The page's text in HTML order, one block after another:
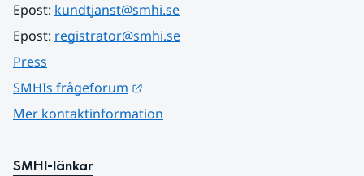
Epost: kundtjanst@smhi.se
Epost: registrator@smhi.se
Press
SMHIs frågeforum
Mer kontaktinformation
SMHI-länkar